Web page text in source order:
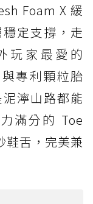
Foam X 緩
定支撐，走
玩家最愛的
專利顆粒胎
濘山路都能
滿分的 Toe
鞋舌，完美兼